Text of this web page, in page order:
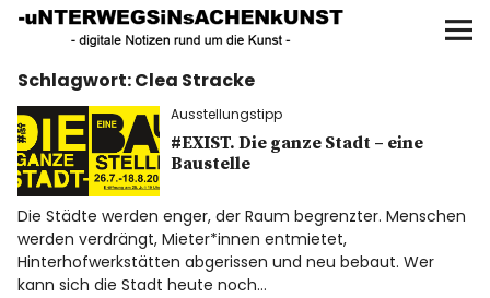
UNTERWEGS IN SACHEN
KUNST
Start
AKTUELLE AUSSTELLUNGEN
KUNSTSPAZIERGÄNGE
ÜBER
Schlagwort:Clea Stracke
Ausstellungstipp
#EXIST. Die ganze Stadt – eine
Baustelle
Die Städte werden enger, der Raum begrenzter. Menschen
werden verdrängt, Mieter*innen entmietet,
Hinterhofwerkstätten abgerissen und neu bebaut. Wer
kann sich die Stadt heute noch…